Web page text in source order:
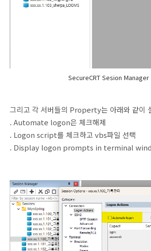
SecureCRT Sesion Manager
그리고 각 서버들의 Property는 아래와 같이
. Automate logon은 체크해제
. Logon script를 체크하고 vbs파일 선택
. Display logon prompts in terminal